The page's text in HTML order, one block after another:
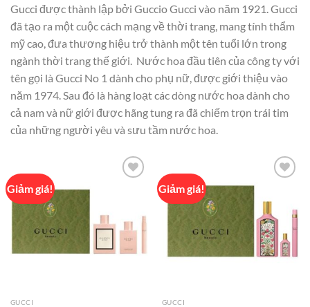
Gucci được thành lập bởi Guccio Gucci vào năm 1921. Gucci
đã tạo ra một cuộc cách mạng về thời trang, mang tính thẩm
mỹ cao, đưa thương hiệu trở thành một tên tuổi lớn trong
ngành thời trang thế giới. Nước hoa đầu tiên của công ty với
tên gọi là Gucci No 1 dành cho phụ nữ, được giới thiệu vào
năm 1974. Sau đó là hàng loạt các dòng nước hoa dành cho
cả nam và nữ giới được hãng tung ra đã chiếm trọn trái tim
của những người yêu và sưu tầm nước hoa.
Giảm giá!
wishlist
GUCCI
Giảm giá!
Add to
wishlist
GUCCI